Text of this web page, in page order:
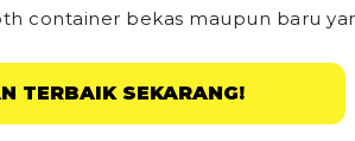
container bekas maupun baru
TERBAIK SEKARANG!